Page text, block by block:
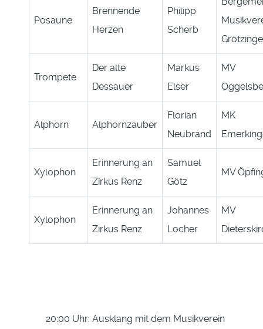
Posaune
Brennende
Herzen
Philipp
Scherb
Trompete
Der alte
Dessauer
Markus
Elser
MV
Alphorn Alphornzauber
Florian
Neubrand
MK
Xylophon
Erinnerung an
Zirkus Renz
Samuel
Götz
MV
Xylophon
Erinnerung an
Zirkus Renz
Johannes
Locher
MV
20:00 Uhr: Ausklang mit dem Musikverein